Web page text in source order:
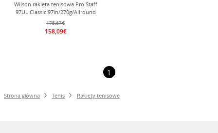
Wilson rakieta tenisowa Pro Staff
97UL Classic 97in/270g/Allround
2026 czarna - naciągnięta -
175,67€
158,09€
1
Strona główna Tenis Rakiety tenisowe